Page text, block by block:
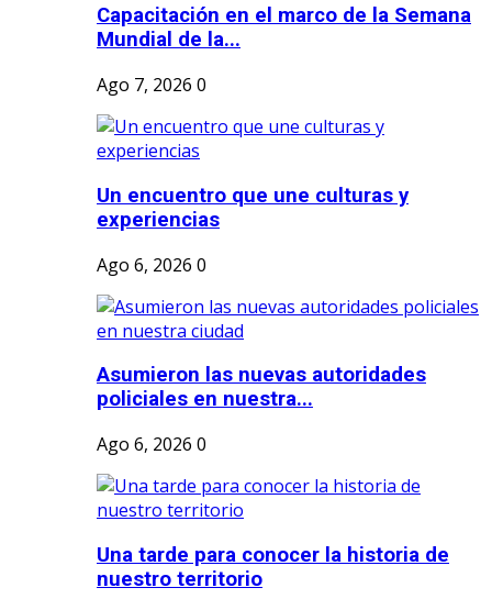
Capacitación en el marco de la Semana
Mundial de la...
Ago 7, 2026 0
Un encuentro que une culturas y
experiencias
Ago 6, 2026 0
Asumieron las nuevas autoridades
policiales en nuestra...
Ago 6, 2026 0
Una tarde para conocer la historia de
nuestro territorio